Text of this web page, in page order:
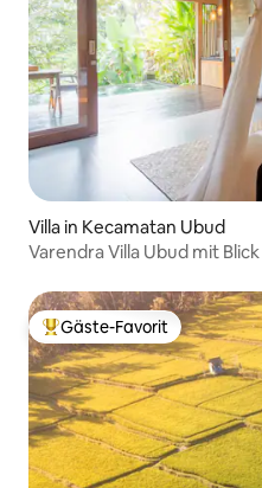
Villa in Kecamatan Ubud
Varendra Villa Ubud mit
Beliebter Gäste-Favorit.
Gäste-Favorit